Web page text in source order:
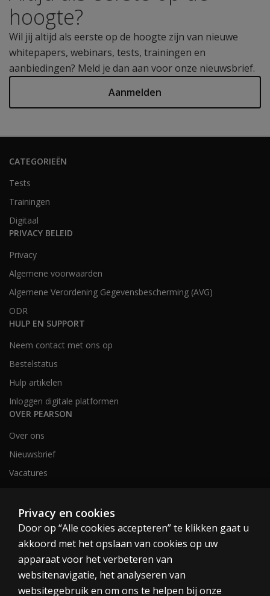
hoogte?
Wil jij altijd als eerste op de hoogte zijn van nieuwe
whitepapers, webinars, tests, trainingen en
aanbiedingen? Meld je dan aan voor onze nieuwsbrief.
Aanmelden
CATEGORIEËN
Tests
Trainingen
Digitaal
PRIVACY BELEID
Privacy
Algemene voorwaarden
Algemene Verordening Gegevensbescherming (AVG)
ODR
HULP EN SUPPORT
Neem contact met ons op
Bestelstatus
Hulp artikelen
Inloggen digitale platformen
OVER PEARSON
Over ons
Nieuwsbrief
Vacatures
Nederland en België
Privacy en cookies
Door op “Alle cookies accepteren” te klikken gaat u
akkoord met het opslaan van cookies op uw
apparaat voor het verbeteren van
websitenavigatie, het analyseren van
websitegebruik en om ons te helpen bij onze